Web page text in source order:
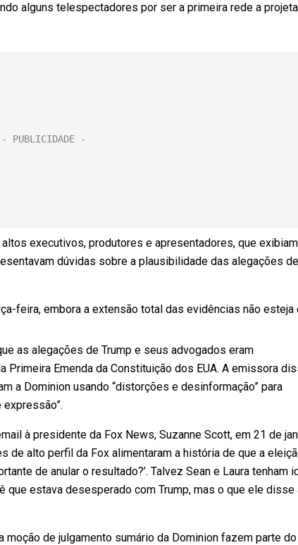
alguns telespectadores por ser a primeira rede a
executivos, produtores e apresentadores, que exibiam
dúvidas sobre a plausibilidade das alegações de
feira, embora a extensão total das evidências não esteja
as alegações de Trump e seus advogados eram
Primeira Emenda da Constituição dos EUA. A emissora
a Dominion usando “distorções e desinformação” para
à presidente da Fox News, Suzanne Scott, em 21 de
de alto perfil da Fox alimentaram a história de que a
de anular o resultado?’. Talvez Sean e Laura tenham
que estava desesperado com Trump, mas o que ele disse
de julgamento sumário da Dominion fazem parte do